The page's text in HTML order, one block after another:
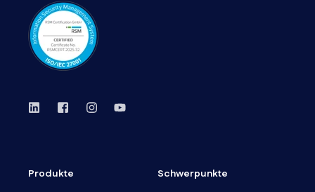
Produkte
Schwerpunkte